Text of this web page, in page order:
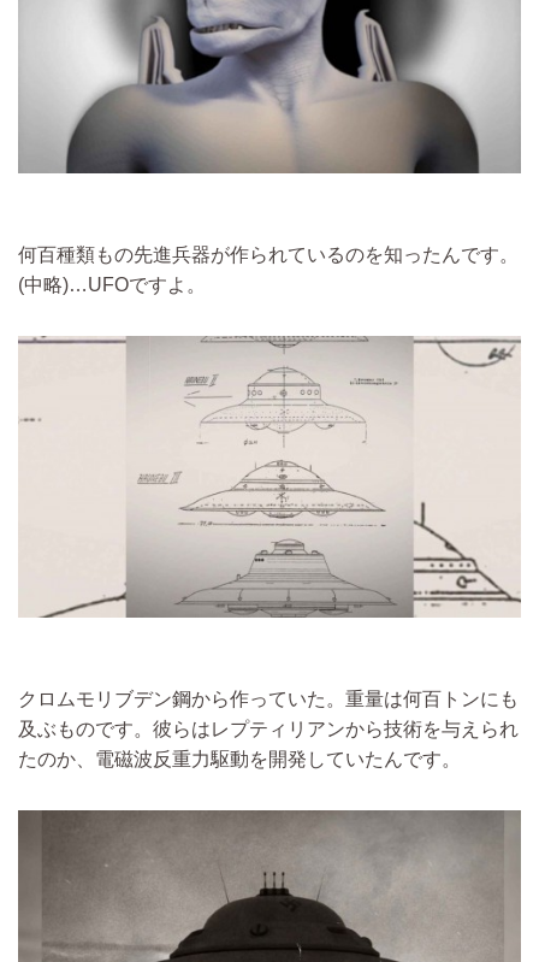
何百種類もの先進兵器が作られているのを知ったんです。
(中略)…UFOですよ。
クロムモリブデン鋼から作っていた。重量は何百トンにも
及ぶものです。彼らはレプティリアンから技術を与えられ
たのか、電磁波反重力駆動を開発していたんです。